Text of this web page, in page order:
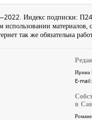
Индекс подписки:
материалов,
так же обязательна
Ирина
E-mail:
в